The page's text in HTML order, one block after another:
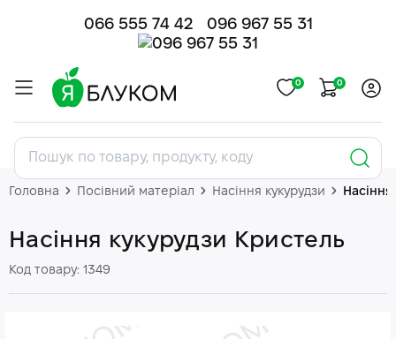
066 555 74 42 096 967 55 31
0 0
Головна Посівний матеріал Насіння кукурудзи
Насіння кукурудзи Кристель
Код товару: 1349